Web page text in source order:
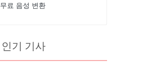
무료 음성 변환
인기 기사